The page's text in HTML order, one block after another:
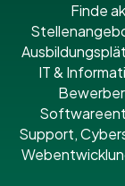
Finde
IT &
Support,